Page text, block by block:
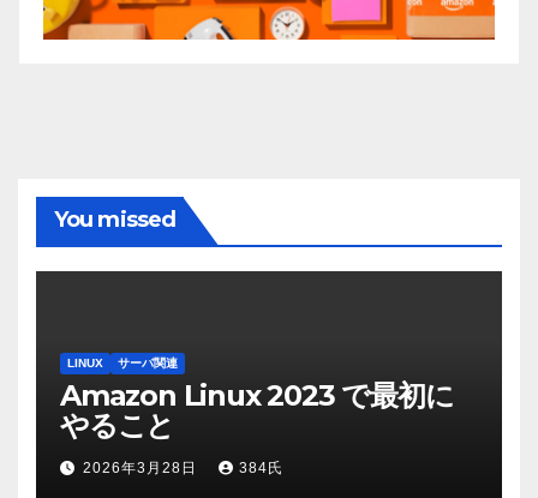
You missed
LINUX サーバ関連
Amazon Linux 2023 で最初に
やること
2026年3月28日 384氏